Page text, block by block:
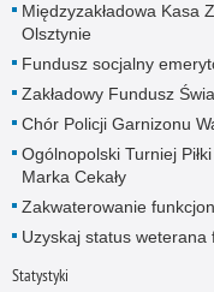
Międzyzakładowa Kasa
Olsztynie
Fundusz socjalny
Zakładowy Fundusz
Chór Policji Garnizonu
Ogólnopolski Turniej
Marka Cekały
Zakwaterowanie
Uzyskaj status weterana
Statystyki